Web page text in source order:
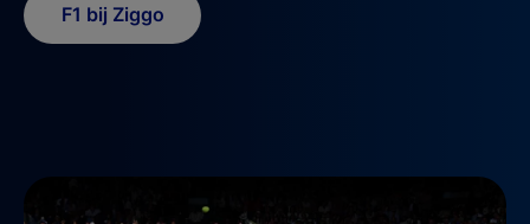
F1 bij Ziggo